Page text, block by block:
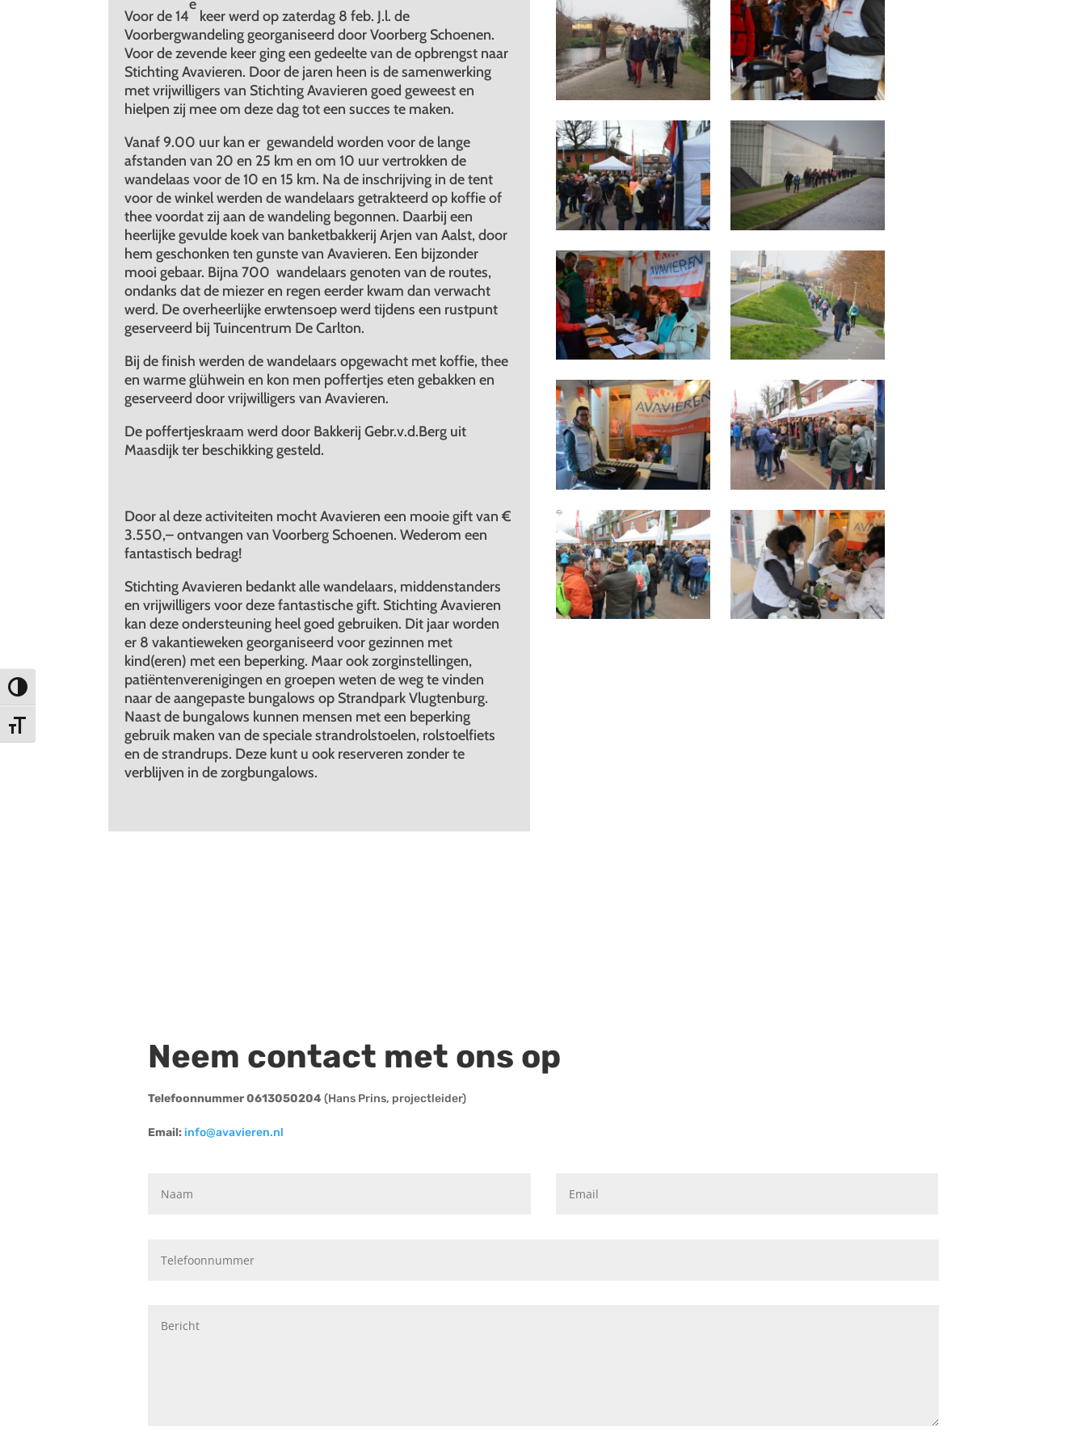
Keuze voor hoog contrast
Kies grootte van het lettertype
Voor de 14
e
keer werd op zaterdag 8 feb. J.l. de
Voorbergwandeling georganiseerd door Voorberg Schoenen.
Voor de zevende keer ging een gedeelte van de opbrengst naar
Stichting Avavieren. Door de jaren heen is de samenwerking
met vrijwilligers van Stichting Avavieren goed geweest en
hielpen zij mee om deze dag tot een succes te maken.
Vanaf 9.00 uur kan er gewandeld worden voor de lange
afstanden van 20 en 25 km en om 10 uur vertrokken de
wandelaas voor de 10 en 15 km. Na de inschrijving in de tent
voor de winkel werden de wandelaars getrakteerd op koffie of
thee voordat zij aan de wandeling begonnen. Daarbij een
heerlijke gevulde koek van banketbakkerij Arjen van Aalst, door
hem geschonken ten gunste van Avavieren. Een bijzonder
mooi gebaar. Bijna 700 wandelaars genoten van de routes,
ondanks dat de miezer en regen eerder kwam dan verwacht
werd. De overheerlijke erwtensoep werd tijdens een rustpunt
geserveerd bij Tuincentrum De Carlton.
Bij de finish werden de wandelaars opgewacht met koffie, thee
en warme glühwein en kon men poffertjes eten gebakken en
geserveerd door vrijwilligers van Avavieren.
De poffertjeskraam werd door Bakkerij Gebr.v.d.Berg uit
Maasdijk ter beschikking gesteld.
Door al deze activiteiten mocht Avavieren een mooie gift van €
3.550,– ontvangen van Voorberg Schoenen. Wederom een
fantastisch bedrag!
Stichting Avavieren bedankt alle wandelaars, middenstanders
en vrijwilligers voor deze fantastische gift. Stichting Avavieren
kan deze ondersteuning heel goed gebruiken. Dit jaar worden
er 8 vakantieweken georganiseerd voor gezinnen met
kind(eren) met een beperking. Maar ook zorginstellingen,
patiëntenverenigingen en groepen weten de weg te vinden
naar de aangepaste bungalows op Strandpark Vlugtenburg.
Naast de bungalows kunnen mensen met een beperking
gebruik maken van de speciale strandrolstoelen, rolstoelfiets
en de strandrups. Deze kunt u ook reserveren zonder te
verblijven in de zorgbungalows.
Neem contact met ons op
Telefoonnummer 0613050204 (Hans Prins, projectleider)
Email: info@avavieren.nl